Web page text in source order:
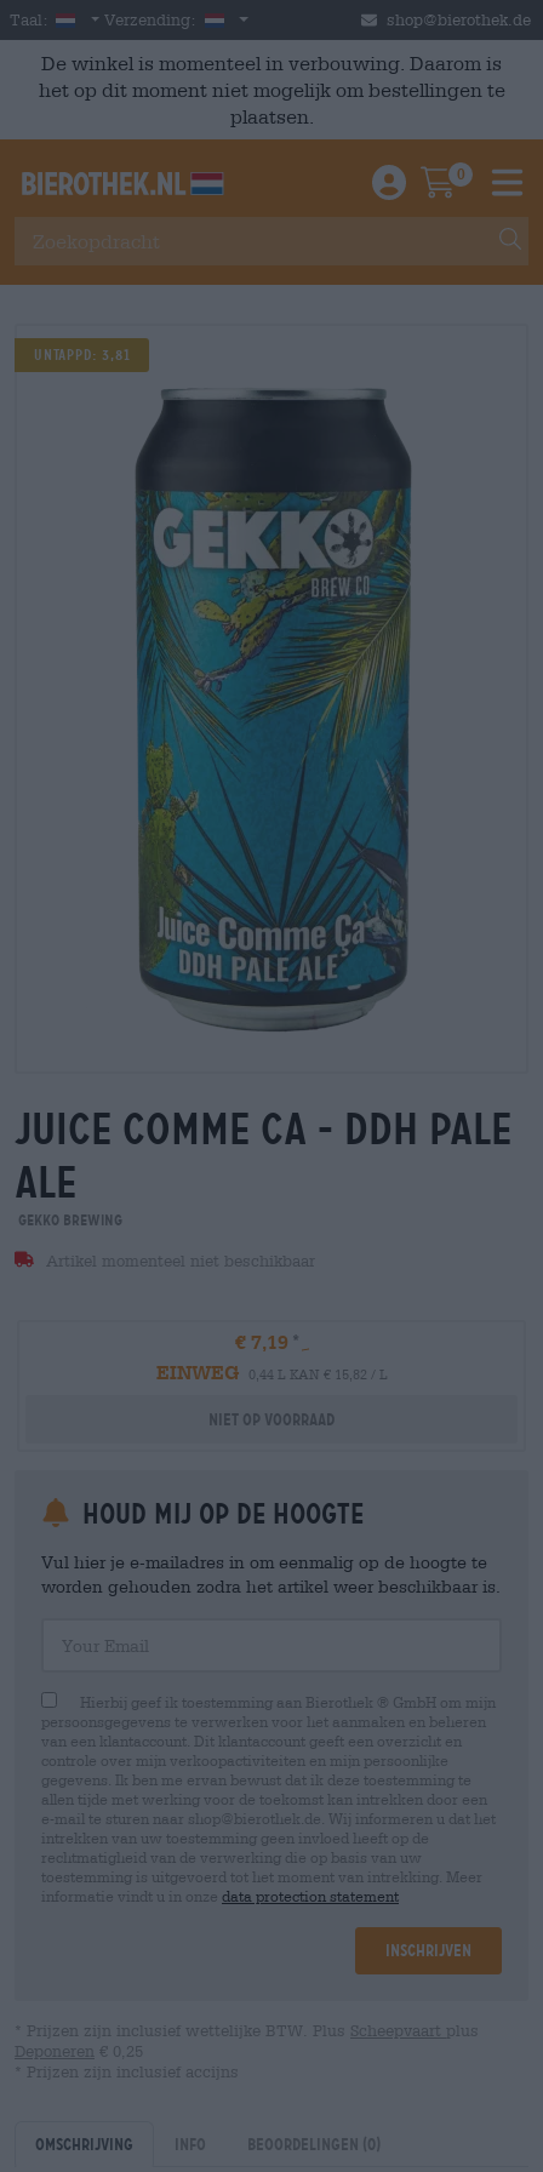
Skip to main content
Taal: Dutch
Verzending: Nederland shop@bierothek.de
De winkel is momenteel in verbouwing. Daarom is
het op dit moment niet mogelijk om bestellingen te
plaatsen.
Einloggen /
0
UNTAPPD: 3,81
juice comme ca - ddh pale
ale
Gekko Brewing
Artikel momenteel niet beschikbaar
€ 7,19
EINWEG
0,44 L KAN € 15,82 / L
Niet op voorraad
Houd mij op de hoogte
Vul hier je e-mailadres in om eenmalig op de hoogte te
worden gehouden zodra het artikel weer beschikbaar is.
Hierbij geef ik toestemming aan Bierothek ® GmbH om mijn
persoonsgegevens te verwerken voor het aanmaken en beheren
van een klantaccount. Dit klantaccount geeft een overzicht en
controle over mijn verkoopactiviteiten en mijn persoonlijke
gegevens. Ik ben me ervan bewust dat ik deze toestemming te
allen tijde met werking voor de toekomst kan intrekken door een
e-mail te sturen naar shop@bierothek.de. Wij informeren u dat het
intrekken van uw toestemming geen invloed heeft op de
rechtmatigheid van de verwerking die op basis van uw
toestemming is uitgevoerd tot het moment van intrekking. Meer
informatie vindt u in onze data protection statement
Inschrijven
* Prijzen zijn inclusief wettelijke BTW. Plus Scheepvaart plus
Deponeren € 0,25
* Prijzen zijn inclusief accijns
Omschrijving Info Beoordelingen (0)